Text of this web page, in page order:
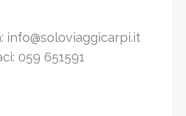
info@soloviaggicarpi.it
059 651591